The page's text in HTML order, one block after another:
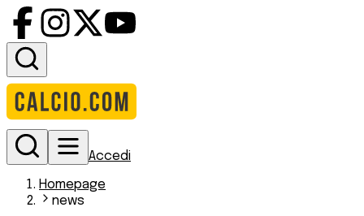
Accedi
Homepage
news